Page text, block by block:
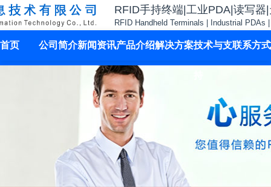
RFID手持终端|工业PDA|读写器
RFID Handheld Terminals | Industrial PDAs
首页 公司简介新闻资讯产品介绍解决方案技术与支联系方式